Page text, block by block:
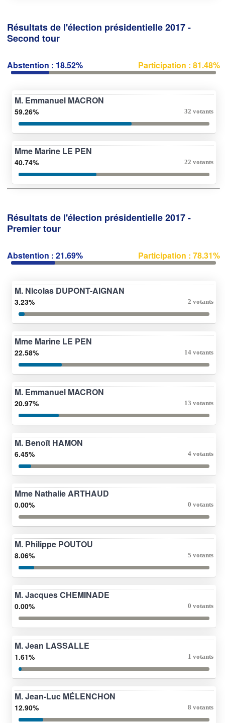
Résultats de l'élection présidentielle 2017 -
Second tour
Abstention : 18.52% Participation : 81.48%
M. Emmanuel MACRON
59.26% 32 votants
Mme Marine LE PEN
40.74% 22 votants
Résultats de l'élection présidentielle 2017 -
Premier tour
Abstention : 21.69% Participation : 78.31%
M. Nicolas DUPONT-AIGNAN
3.23% 2 votants
Mme Marine LE PEN
22.58% 14 votants
M. Emmanuel MACRON
20.97% 13 votants
M. Benoît HAMON
6.45% 4 votants
Mme Nathalie ARTHAUD
0.00% 0 votants
M. Philippe POUTOU
8.06% 5 votants
M. Jacques CHEMINADE
0.00% 0 votants
M. Jean LASSALLE
1.61% 1 votants
M. Jean-Luc MÉLENCHON
12.90% 8 votants